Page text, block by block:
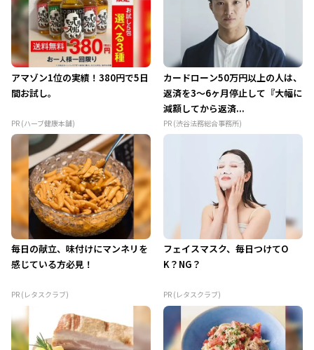
アマゾン1位の実績！380円で5日
間お試し。
PR (ハーブ健康本舗)
カードローン50万円以上の人は、
返済を3～6ヶ月停止して『大幅に
減額してから返済...
PR (渋谷法務総合事務所)
毎日の献立、味付けにマンネリを
感じている方必見！
PR (レタスクラブ)
フェイスマスク、毎日つけてO
K？NG？
PR (レタスクラブ)